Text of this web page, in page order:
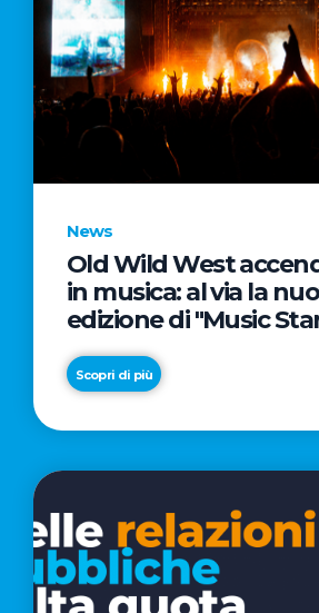
News
Old Wild West
in musica: al via la
edizione di "Music
prestigiose
Radio Italia e Live
Scopri di più